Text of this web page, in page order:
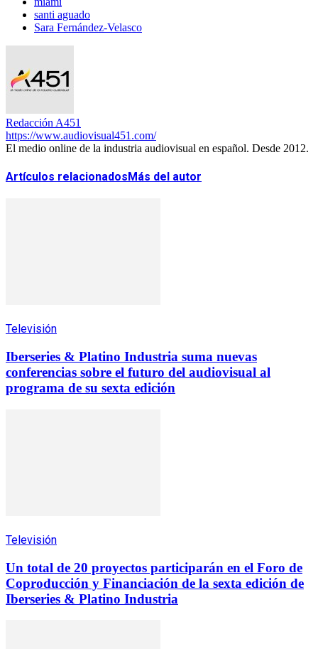
santi aguado
Sara Fernández-Velasco
Redacción A451
https://www.audiovisual451.com/
El medio online de la industria audiovisual en español. Desde 2012.
Artículos relacionadosMás del autor
Televisión
Iberseries & Platino Industria suma nuevas
conferencias sobre el futuro del audiovisual al
programa de su sexta edición
Televisión
Un total de 20 proyectos participarán en el Foro de
Coproducción y Financiación de la sexta edición de
Iberseries & Platino Industria